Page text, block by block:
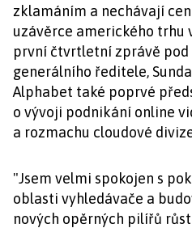
zklamáním a nechávají
uzávěrce amerického trhu
první čtvrtletní zprávě pod
generálního ředitele,
Alphabet také poprvé
o vývoji podnikání online
a rozmachu cloudové
"Jsem velmi spokojen s
oblasti vyhledávače a
nových opěrných pilířů